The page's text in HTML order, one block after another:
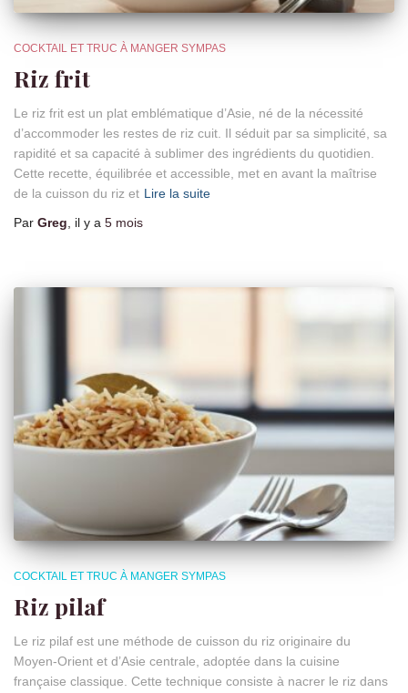
COCKTAIL ET TRUC À MANGER SYMPAS
Riz frit
Le riz frit est un plat emblématique d’Asie, né de la nécessité
d’accommoder les restes de riz cuit. Il séduit par sa simplicité, sa
rapidité et sa capacité à sublimer des ingrédients du quotidien.
Cette recette, équilibrée et accessible, met en avant la maîtrise
de la cuisson du riz et Lire la suite
Par Greg , il y a 5 mois
COCKTAIL ET TRUC À MANGER SYMPAS
Riz pilaf
Le riz pilaf est une méthode de cuisson du riz originaire du
Moyen-Orient et d’Asie centrale, adoptée dans la cuisine
française classique. Cette technique consiste à nacrer le riz dans